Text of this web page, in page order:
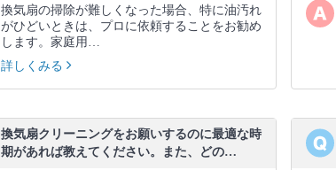
換気扇の掃除が難しくなった場合、特に油汚れ
がひどいときは、プロに依頼することをお勧め
します。家庭用…
詳しくみる
換気扇クリーニングをお願いするのに最適な時
期があれば教えてください。また、どの…